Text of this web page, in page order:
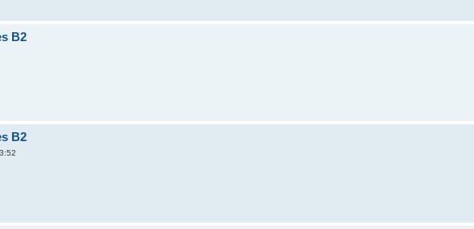
B2
B2